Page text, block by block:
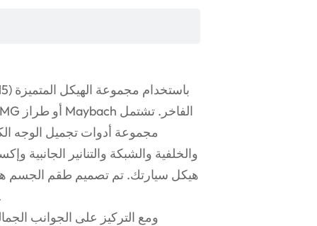
مجموعة أدوات تجميل الوجه
والخلفية والشبكة والتنانير
هيكل سيارتك. تم تصميم طقم الجسم هذا
سيارتك إلى تحفة
ومع التركيز على الجوانب